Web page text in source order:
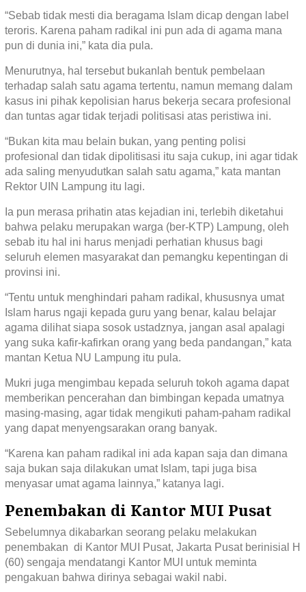
“Sebab tidak mesti dia beragama Islam dicap dengan label
teroris. Karena paham radikal ini pun ada di agama mana
pun di dunia ini,” kata dia pula.
Menurutnya, hal tersebut bukanlah bentuk pembelaan
terhadap salah satu agama tertentu, namun memang dalam
kasus ini pihak kepolisian harus bekerja secara profesional
dan tuntas agar tidak terjadi politisasi atas peristiwa ini.
“Bukan kita mau belain bukan, yang penting polisi
profesional dan tidak dipolitisasi itu saja cukup, ini agar tidak
ada saling menyudutkan salah satu agama,” kata mantan
Rektor UIN Lampung itu lagi.
Ia pun merasa prihatin atas kejadian ini, terlebih diketahui
bahwa pelaku merupakan warga (ber-KTP) Lampung, oleh
sebab itu hal ini harus menjadi perhatian khusus bagi
seluruh elemen masyarakat dan pemangku kepentingan di
provinsi ini.
“Tentu untuk menghindari paham radikal, khususnya umat
Islam harus ngaji kepada guru yang benar, kalau belajar
agama dilihat siapa sosok ustadznya, jangan asal apalagi
yang suka kafir-kafirkan orang yang beda pandangan,” kata
mantan Ketua NU Lampung itu pula.
Mukri juga mengimbau kepada seluruh tokoh agama dapat
memberikan pencerahan dan bimbingan kepada umatnya
masing-masing, agar tidak mengikuti paham-paham radikal
yang dapat menyengsarakan orang banyak.
“Karena kan paham radikal ini ada kapan saja dan dimana
saja bukan saja dilakukan umat Islam, tapi juga bisa
menyasar umat agama lainnya,” katanya lagi.
Penembakan di Kantor MUI Pusat
Sebelumnya dikabarkan seorang pelaku melakukan
penembakan di Kantor MUI Pusat, Jakarta Pusat berinisial H
(60) sengaja mendatangi Kantor MUI untuk meminta
pengakuan bahwa dirinya sebagai wakil nabi.